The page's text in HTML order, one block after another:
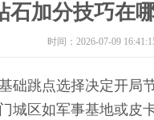
石加分技巧在
时间：2026-07-09
础跳点选择决定开局
城区如军事基地或皮